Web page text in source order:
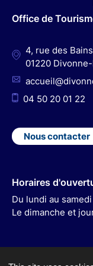
Office de
4, rue des Bains
01220
04 50 20 01 22
Nous contacter
Horaires
Du lundi au
Le dimanche et